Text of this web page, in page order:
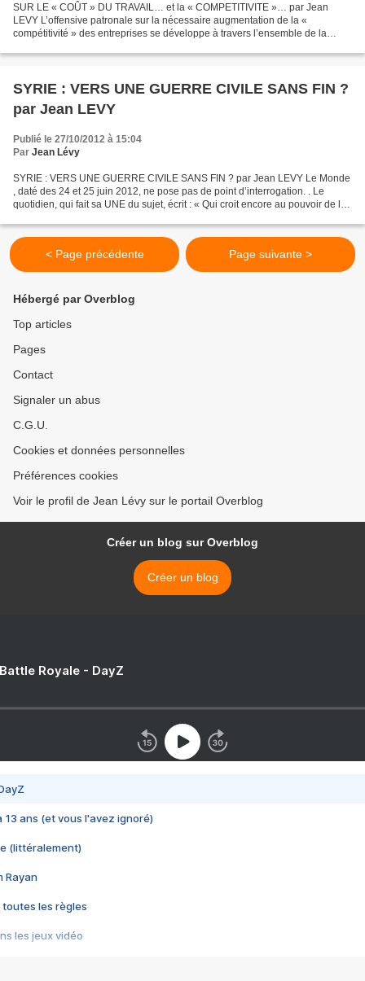
SUR LE « COÛT » DU TRAVAIL… et la « COMPETITIVITE »… par Jean
LEVY L’offensive patronale sur la nécessaire augmentation de la «
compétitivité » des entreprises se développe à travers l’ensemble de la
SYRIE : VERS UNE GUERRE CIVILE SANS FIN ?
par Jean LEVY
Publié le 27/10/2012 à 15:04
Par Jean Lévy
SYRIE : VERS UNE GUERRE CIVILE SANS FIN ? par Jean LEVY Le Monde
, daté des 24 et 25 juin 2012, ne pose pas de point d’interrogation. . Le
quotidien, qui fait sa UNE du sujet, écrit : « Qui croit encore au pouvoir de la
< Page précédente Page suivante >
Hébergé par Overblog
Top articles
Pages
Contact
Signaler un abus
C.G.U.
Cookies et données personnelles
Préférences cookies
Voir le profil de Jean Lévy sur le portail Overblog
Créer un blog sur Overblog
Créer un blog
Royale - DayZ
13 ans (et vous l'avez ignoré)
(littéralement)
Rayan
toutes les règles
les jeux vidéo